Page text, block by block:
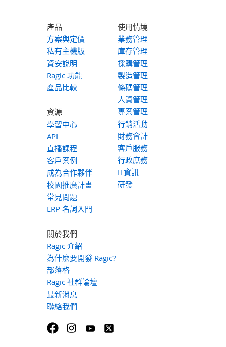
產品
方案與定價
私有主機版
資安說明
Ragic 功能
產品比較
資源
學習中心
API
直播課程
客戶案例
成為合作夥伴
校園推廣計畫
常見問題
ERP 名詞入門
使用情境
業務管理
庫存管理
採購管理
製造管理
條碼管理
人資管理
專案管理
行銷活動
財務會計
客戶服務
行政庶務
IT資訊
研發
關於我們
Ragic 介紹
為什麼要開發 Ragic?
部落格
Ragic 社群論壇
最新消息
聯絡我們